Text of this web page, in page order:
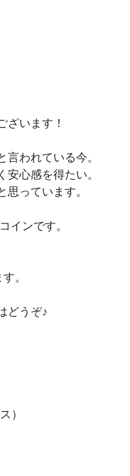
ざいます！
言われている今。
安心感を得たい。
思っています。
インです。
。
どうぞ♪
）